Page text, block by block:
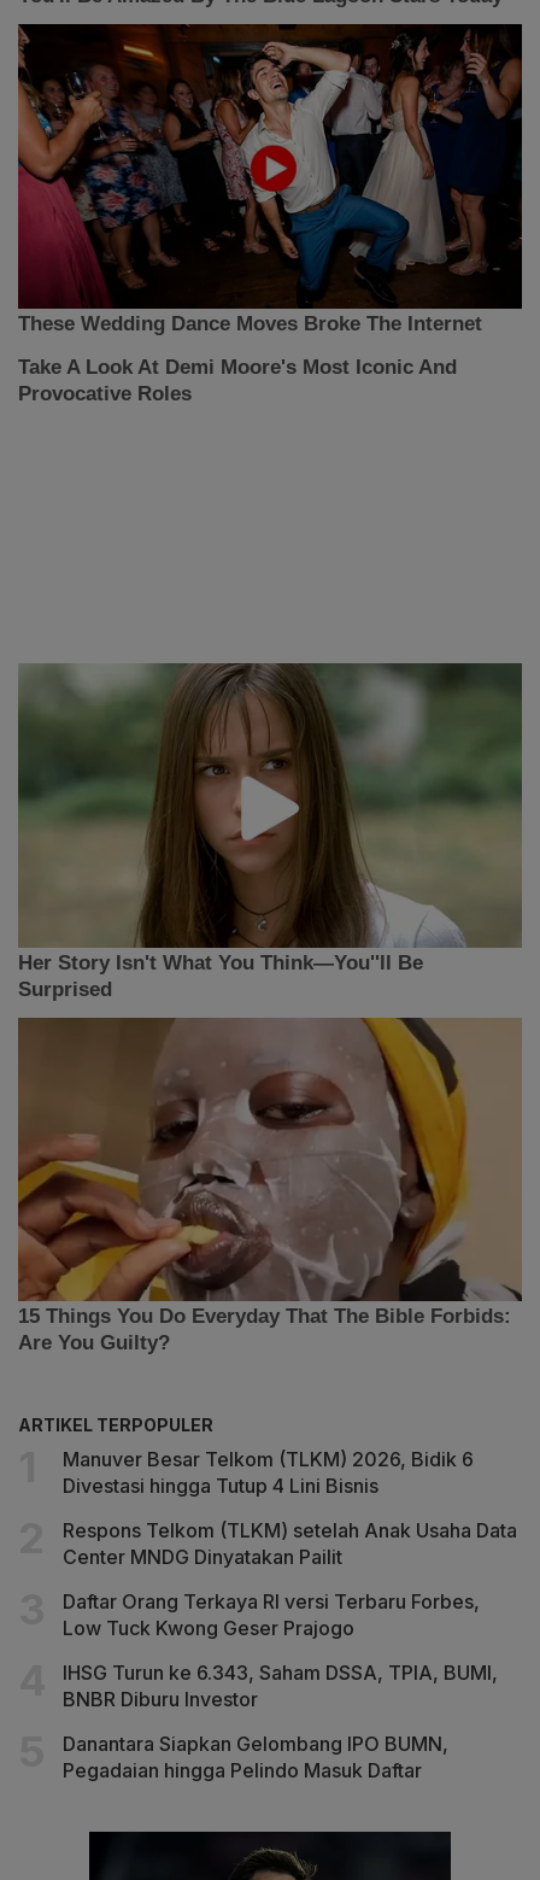
ARTIKEL TERPOPULER
Manuver Besar Telkom (TLKM) 2026, Bidik 6
Divestasi hingga Tutup 4 Lini Bisnis
Respons Telkom (TLKM) setelah Anak Usaha Data
Center MNDG Dinyatakan Pailit
Daftar Orang Terkaya RI versi Terbaru Forbes,
Low Tuck Kwong Geser Prajogo
IHSG Turun ke 6.343, Saham DSSA, TPIA, BUMI,
BNBR Diburu Investor
Danantara Siapkan Gelombang IPO BUMN,
Pegadaian hingga Pelindo Masuk Daftar